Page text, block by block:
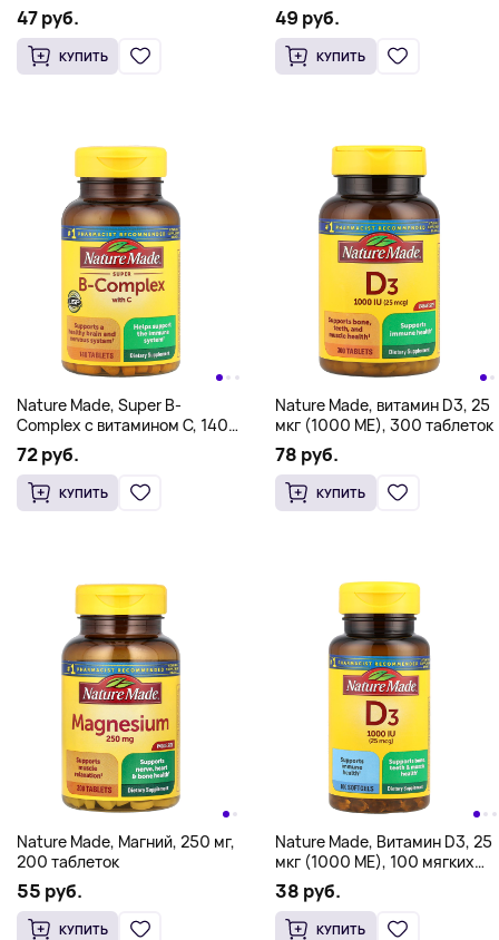
47 руб.
КУПИТЬ
49 руб.
КУПИТЬ
Nature Made, Super B-
Complex с витамином C, 140
таблеток
72 руб.
КУПИТЬ
Nature Made, витамин D3, 25
мкг (1000 МЕ), 300 таблеток
78 руб.
КУПИТЬ
Nature Made, Магний, 250 мг,
200 таблеток
55 руб.
КУПИТЬ
Nature Made, Витамин D3, 25
мкг (1000 МЕ), 100 мягких
таблеток
38 руб.
КУПИТЬ